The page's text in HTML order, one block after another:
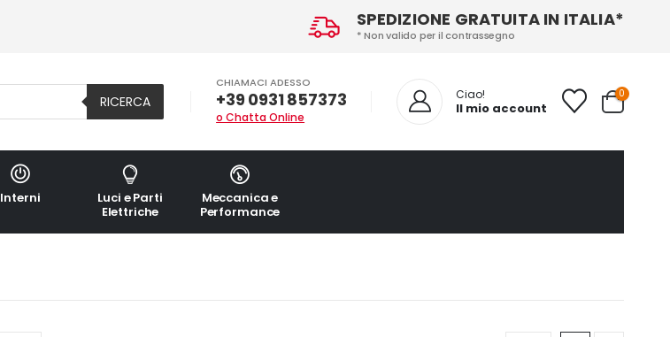
SPEDIZIONE GRATUITA IN ITALIA*
* Non valido per il contrassegno
RICERCA
CHIAMACI ADESSO
+39 0931 857373
o Chatta Online
Ciao!
Il mio account
0
Interni
Luci e Parti
Elettriche
Meccanica e
Performance